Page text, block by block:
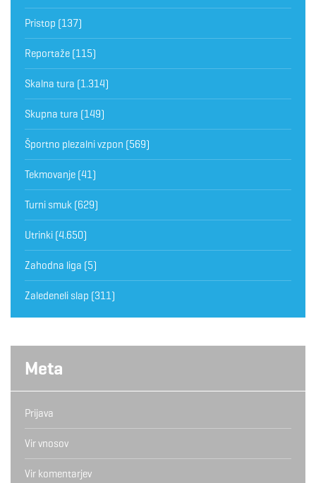
Pristop (137)
Reportaže (115)
Skalna tura (1.314)
Skupna tura (149)
Športno plezalni vzpon (569)
Tekmovanje (41)
Turni smuk (629)
Utrinki (4.650)
Zahodna liga (5)
Zaledeneli slap (311)
Meta
Prijava
Vir vnosov
Vir komentarjev